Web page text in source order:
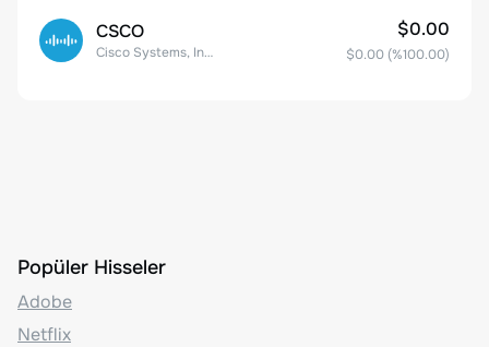
CSCO
Cisco Systems, Inc. Common Stock (DE)
$0.00
$0.00 (%100.00)
Popüler Hisseler
Adobe
Netflix